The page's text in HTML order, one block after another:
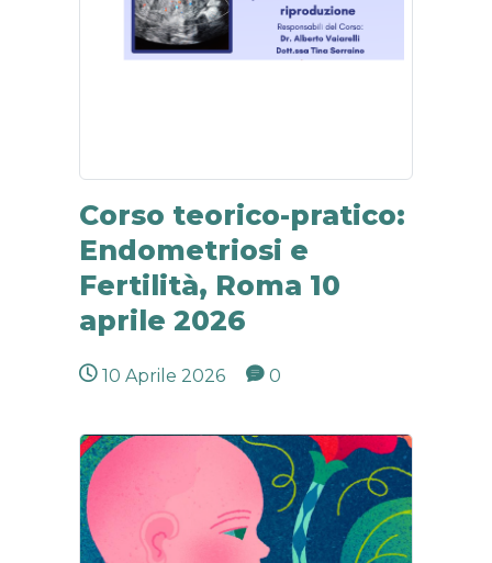
Corso teorico-pratico:
Endometriosi e
Fertilità, Roma 10
aprile 2026
10 Aprile 2026 0